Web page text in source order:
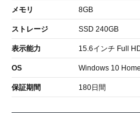
メモリ 8GB
ストレージ SSD 240GB
表示能力 15.6インチ Full
OS Windows 10
保証期間 180日間